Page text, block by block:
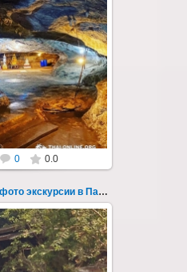
на реку Квай,
Ной и Сайок Яй,
деревня...
Online
0 0.0
Река Квай на 3 дня фото экскурсии в Паттайе 37